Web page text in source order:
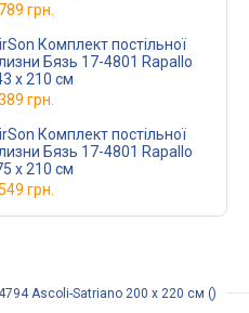
грн.
Комплект постільної
17-4801 Rapallo
x 210 см
грн.
Комплект постільної
17-4801 Rapallo
x 210 см
грн.
Ascoli-Satriano 200 x 220 см ()